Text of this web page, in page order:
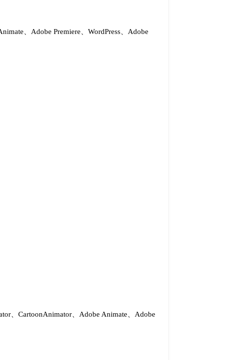
、Adobe Premiere、WordPress、Adobe
、CartoonAnimator、Adobe Animate、Adobe